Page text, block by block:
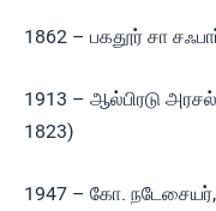
1862 – பகதூர் சா
1913 – ஆல்பிரடு அரசல்
1823)
1947 – கோ.